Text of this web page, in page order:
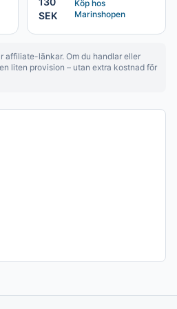
SEK
Köp hos
Marinshopen
affiliate-länkar. Om du handlar eller
liten provision – utan extra kostnad för